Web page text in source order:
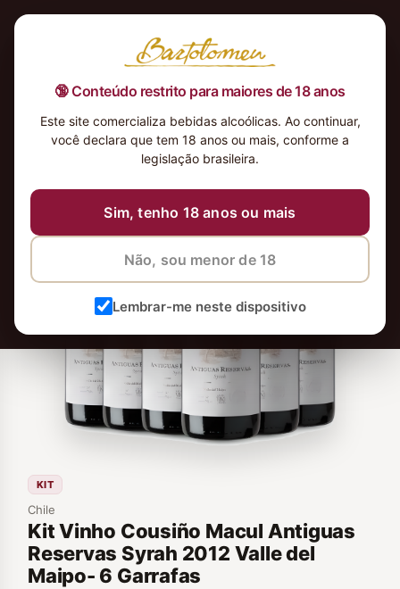
🔞 Conteúdo restrito para maiores de 18 anos
Este site comercializa bebidas alcoólicas. Ao continuar,
você declara que tem 18 anos ou mais, conforme a
legislação brasileira.
Sim, tenho 18 anos ou mais
Não, sou menor de 18
Lembrar-me neste dispositivo
KIT
Chile
Kit Vinho Cousiño Macul Antiguas
Reservas Syrah 2012 Valle del
Maipo- 6 Garrafas